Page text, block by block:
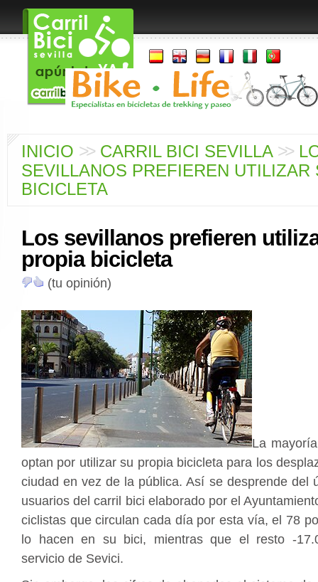
INICIO >> CARRIL BICI SEVILLA >>
SEVILLANOS PREFIEREN UTILIZAR
BICICLETA
Los sevillanos prefieren
propia bicicleta
(tu opinión)
La
optan por utilizar su propia bicicleta para los
ciudad en vez de la pública. Así se desprende del
usuarios del carril bici elaborado por el
ciclistas que circulan cada día por esta vía, el 78
lo hacen en su bici, mientras que el resto -
servicio de Sevici.